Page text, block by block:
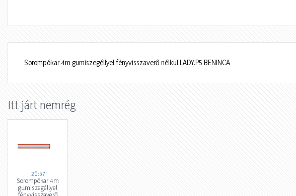
Sorompókar 4m gumiszegéllyel fényvisszaverő nélkül LADY.P5 BENINCA
Itt járt nemrég
20:57
Sorompókar 4m
gumiszegéllyel
fényvisszaverő